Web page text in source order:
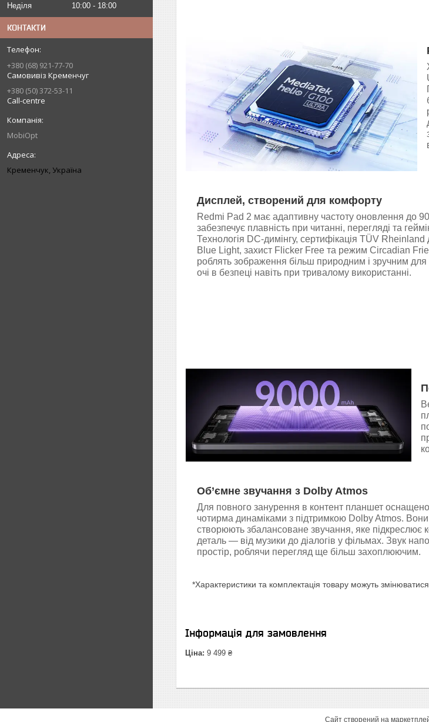
Неділя
10:00 18:00
КОНТАКТИ
+380 (68) 921-77-70
Самовивіз Кременчуг
+380 (50) 372-53-11
Call-centre
MobiOpt
Кременчук, Україна
Дисплей, створений для комфорту
Redmi Pad 2 має адаптивну частоту оновлення до
забезпечує плавність при читанні, перегляді та
Технологія DC-димінгу, сертифікація TÜV
Blue Light, захист Flicker Free та режим Circadian
роблять зображення більш природним і зручним для
очі в безпеці навіть при тривалому використанні.
Об’ємне звучання з Dolby Atmos
Для повного занурення в контент планшет оснащено
чотирма динаміками з підтримкою Dolby Atmos. Вони
створюють збалансоване звучання, яке підкреслює
деталь — від музики до діалогів у фільмах. Звук
простір, роблячи перегляд ще більш захоплюючим.
*Характеристики та комплектація товару можуть
Інформація для замовлення
Ціна: 9 499 ₴
Сайт створений на